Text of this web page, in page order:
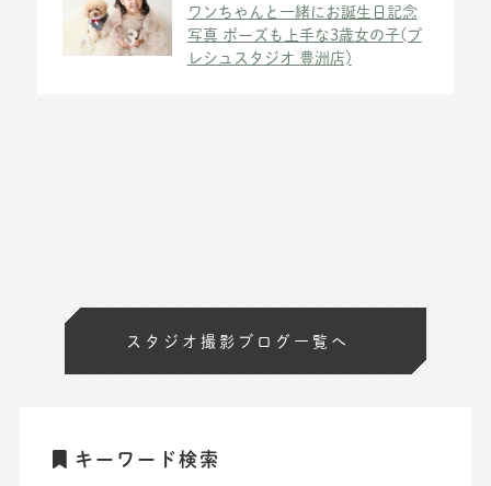
ワンちゃんと一緒にお誕生日記念
写真 ポーズも上手な3歳女の子(プ
レシュスタジオ 豊洲店)
スタジオ撮影ブログ一覧へ
キーワード検索